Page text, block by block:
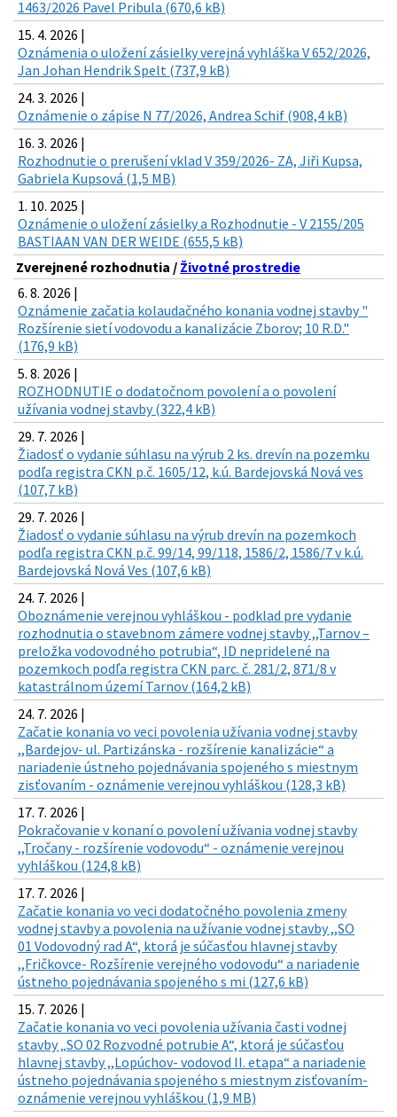
1463/2026 Pavel Pribula (670,6 kB)
15. 4. 2026 |
Oznámenia o uložení zásielky verejná vyhláška V 652/2026,
Jan Johan Hendrik Spelt (737,9 kB)
24. 3. 2026 |
Oznámenie o zápise N 77/2026, Andrea Schif (908,4 kB)
16. 3. 2026 |
Rozhodnutie o prerušení vklad V 359/2026- ZA, Jiři Kupsa,
Gabriela Kupsová (1,5 MB)
1. 10. 2025 |
Oznámenie o uložení zásielky a Rozhodnutie - V 2155/205
BASTIAAN VAN DER WEIDE (655,5 kB)
Zverejnené rozhodnutia / Životné prostredie
6. 8. 2026 |
Oznámenie začatia kolaudačného konania vodnej stavby "
Rozšírenie sietí vodovodu a kanalizácie Zborov; 10 R.D."
(176,9 kB)
5. 8. 2026 |
ROZHODNUTIE o dodatočnom povolení a o povolení
užívania vodnej stavby (322,4 kB)
29. 7. 2026 |
Žiadosť o vydanie súhlasu na výrub 2 ks. drevín na pozemku
podľa registra CKN p.č. 1605/12, k.ú. Bardejovská Nová ves
(107,7 kB)
29. 7. 2026 |
Žiadosť o vydanie súhlasu na výrub drevín na pozemkoch
podľa registra CKN p.č. 99/14, 99/118, 1586/2, 1586/7 v k.ú.
Bardejovská Nová Ves (107,6 kB)
24. 7. 2026 |
Oboznámenie verejnou vyhláškou - podklad pre vydanie
rozhodnutia o stavebnom zámere vodnej stavby ,,Tarnov –
preložka vodovodného potrubia“, ID nepridelené na
pozemkoch podľa registra CKN parc. č. 281/2, 871/8 v
katastrálnom území Tarnov (164,2 kB)
24. 7. 2026 |
Začatie konania vo veci povolenia užívania vodnej stavby
,,Bardejov- ul. Partizánska - rozšírenie kanalizácie“ a
nariadenie ústneho pojednávania spojeného s miestnym
zisťovaním - oznámenie verejnou vyhláškou (128,3 kB)
17. 7. 2026 |
Pokračovanie v konaní o povolení užívania vodnej stavby
,,Tročany - rozšírenie vodovodu“ - oznámenie verejnou
vyhláškou (124,8 kB)
17. 7. 2026 |
Začatie konania vo veci dodatočného povolenia zmeny
vodnej stavby a povolenia na užívanie vodnej stavby ,,SO
01 Vodovodný rad A“, ktorá je súčasťou hlavnej stavby
,,Fričkovce- Rozšírenie verejného vodovodu“ a nariadenie
ústneho pojednávania spojeného s mi (127,6 kB)
15. 7. 2026 |
Začatie konania vo veci povolenia užívania časti vodnej
stavby „SO 02 Rozvodné potrubie A“, ktorá je súčasťou
hlavnej stavby ,,Lopúchov- vodovod II. etapa“ a nariadenie
ústneho pojednávania spojeného s miestnym zisťovaním-
oznámenie verejnou vyhláškou (1,9 MB)